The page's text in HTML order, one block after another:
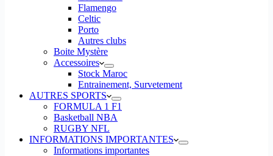
Flamengo
Celtic
Porto
Autres clubs
Boite Mystère
Accessoires
Stock Maroc
Entrainement, Survetement
AUTRES SPORTS
FORMULA 1 F1
Basketball NBA
RUGBY NFL
INFORMATIONS IMPORTANTES
Informations importantes